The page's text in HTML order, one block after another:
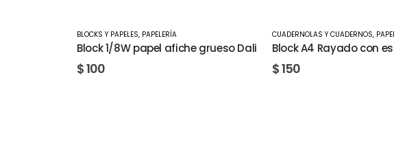
CUADERNOLAS Y CUADERNOS
Block A4 Rayado con espiral Dali
$150
CARPETAS,PAPELERÍA
Carpeta Oficio 20 Folios
$150